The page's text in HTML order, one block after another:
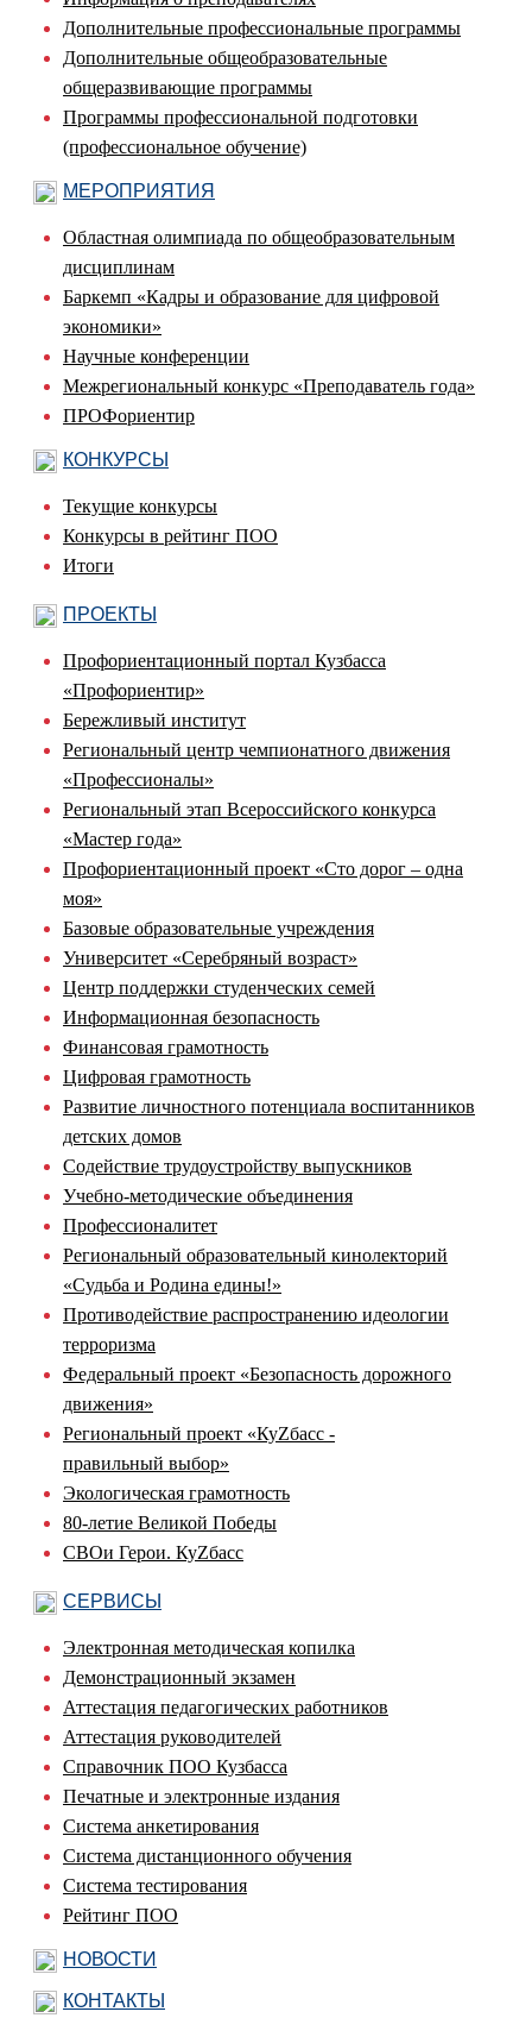
Дополнительные профессиональные программы
Дополнительные общеобразовательные
общеразвивающие программы
Программы профессиональной подготовки
(профессиональное обучение)
МЕРОПРИЯТИЯ
Областная олимпиада по общеобразовательным
дисциплинам
Баркемп «Кадры и образование для цифровой
экономики»
Научные конференции
Межрегиональный конкурс «Преподаватель года»
ПРОФориентир
КОНКУРСЫ
Текущие конкурсы
Конкурсы в рейтинг ПОО
Итоги
ПРОЕКТЫ
Профориентационный портал Кузбасса
«Профориентир»
Бережливый институт
Региональный центр чемпионатного движения
«Профессионалы»
Региональный этап Всероссийского конкурса
«Мастер года»
Профориентационный проект «Сто дорог – одна
моя»
Базовые образовательные учреждения
Университет «Серебряный возраст»
Центр поддержки студенческих семей
Информационная безопасность
Финансовая грамотность
Цифровая грамотность
Развитие личностного потенциала воспитанников
детских домов
Содействие трудоустройству выпускников
Учебно-методические объединения
Профессионалитет
Региональный образовательный кинолекторий
«Судьба и Родина едины!»
Противодействие распространению идеологии
терроризма
Федеральный проект «Безопасность дорожного
движения»
Региональный проект «КуZбасс -
правильный выбор»
Экологическая грамотность
80-летие Великой Победы
СВОи Герои. КуZбасс
СЕРВИСЫ
Электронная методическая копилка
Демонстрационный экзамен
Аттестация педагогических работников
Аттестация руководителей
Справочник ПОО Кузбасса
Печатные и электронные издания
Система анкетирования
Система дистанционного обучения
Система тестирования
Рейтинг ПОО
НОВОСТИ
КОНТАКТЫ